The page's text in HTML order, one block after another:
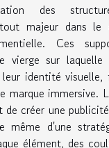
des
majeur dans le
Ces
vierge sur laquelle
identité visuelle,
marque immersive.
créer une
même d'une
élément, des